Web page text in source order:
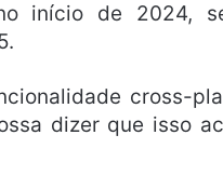
início de 2024,
cross-
dizer que isso